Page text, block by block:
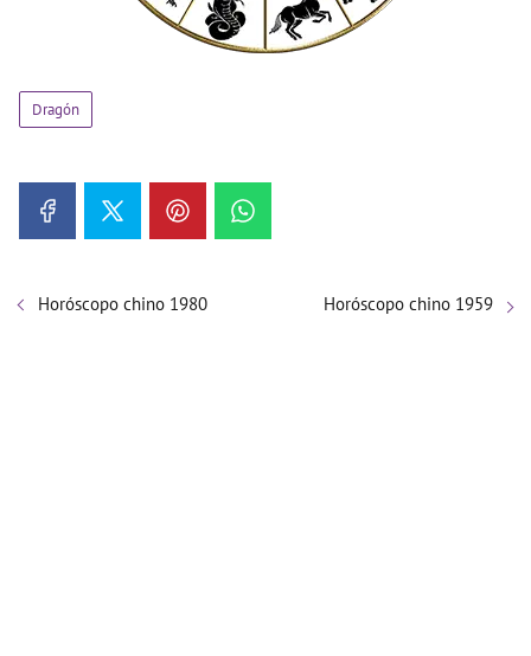
Dragón
Horóscopo chino 1980 Horóscopo chino 1959